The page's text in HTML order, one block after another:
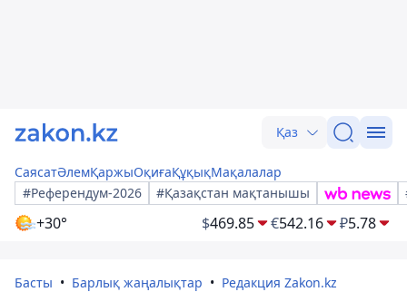
Қаз
СаясатӘлемҚаржыОқиғаҚұқықМақалалар
#Референдум-2026
#Қазақстан мақтанышы
+30° $469.85 €542.16 ₽5.78
Басты Барлық жаңалықтар Редакция Zakon.kz